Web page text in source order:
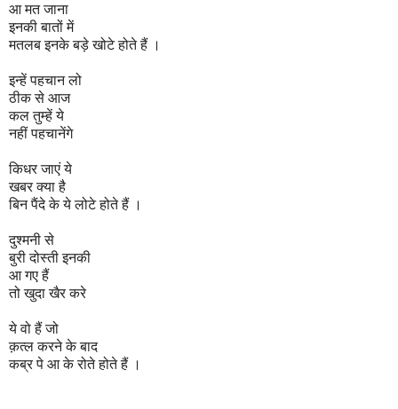
आ मत जाना
इनकी बातों में
मतलब इनके बड़े खोटे होते हैं ।
इन्हें पहचान लो
ठीक से आज
कल तुम्हें ये
नहीं पहचानेंगे
किधर जाएं ये
खबर क्या है
बिन पैंदे के ये लोटे होते हैं ।
दुश्मनी से
बुरी दोस्ती इनकी
आ गए हैं
तो खुदा खैर करे
ये वो हैं जो
क़त्ल करने के बाद
कब्र पे आ के रोते होते हैं ।